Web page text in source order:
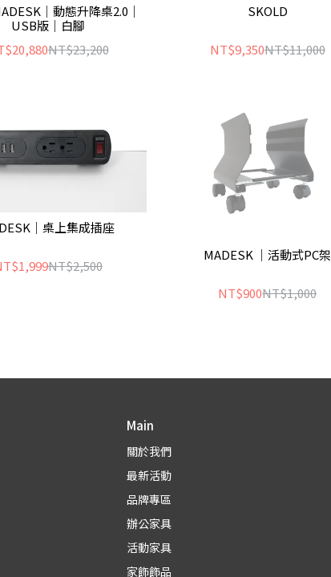
｜動態升降桌2.0｜
USB版｜白腳
NT$23,200
SKOLD
NT$9,350NT$11,000
｜桌上集成插座
NT$2,500
MADESK ｜活動式PC架
NT$900NT$1,000
Main
關於我們
最新活動
品牌專區
辦公家具
活動家具
家飾飾品